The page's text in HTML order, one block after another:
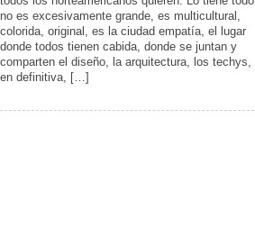
no es excesivamente grande, es multicultural,
colorida, original, es la ciudad empatía, el lugar
donde todos tienen cabida, donde se juntan y
comparten el diseño, la arquitectura, los techys,
en definitiva, […]